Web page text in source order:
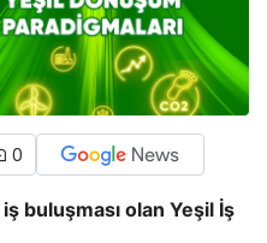
0
iş buluşması olan Yeşil İş